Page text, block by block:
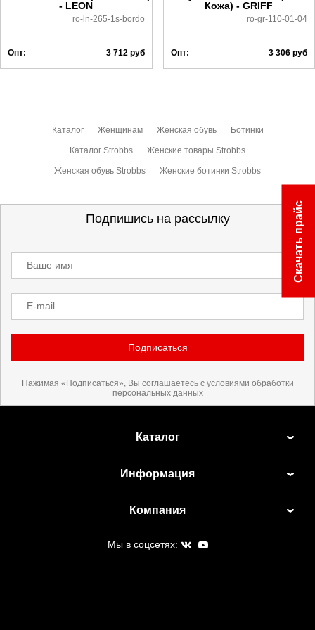
- LEON
ro-ln-265-1s-bordo
Опт: 3 712руб
Кожа) - GRIFF
ro-gr-110-01-04
Опт: 3 306 руб
Каталог Женщинам Женская обувь Ботинки
Каталог Strobbs Женские товары Strobbs
Женская обувь Strobbs Женские ботинки Strobbs
Подпишись на рассылку
Ваше имя
E-mail
Подписаться
Нажимая «Подписаться», Вы соглашаетесь с условиями обработки
персональных данных
Каталог
Информация
Компания
Мы в соцсетях:
Скачать прайс